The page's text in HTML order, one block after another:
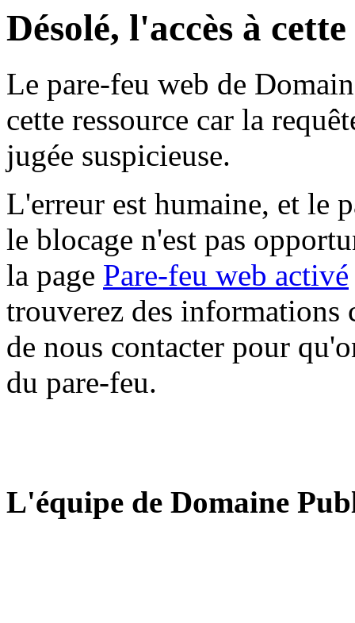
Désolé, l'accès à
Le pare-feu web de
cette ressource car la
jugée suspicieuse.
L'erreur est humaine, et le
le blocage n'est pas
la page Pare-feu web activé
trouverez des informations
de nous contacter pour
du pare-feu.
L'équipe de Domaine